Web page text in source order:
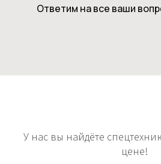
Ответим на все ваши
У нас вы найдёте
цене!